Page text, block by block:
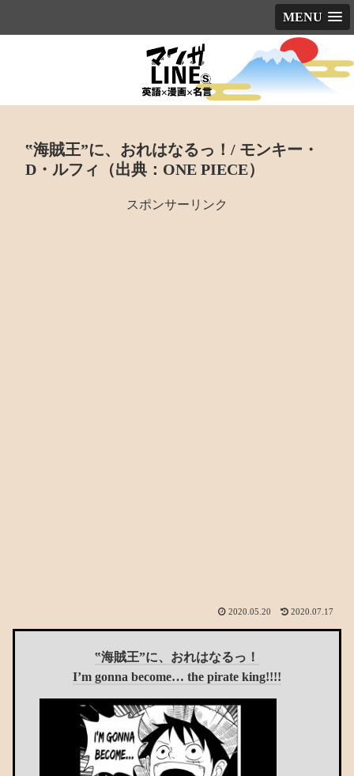
MENU
‟海賊王”に、おれはなるっ！/ モンキー・
D・ルフィ（出典：ONE PIECE）
スポンサーリンク
2020.05.20 2020.07.17
‟海賊王”に、おれはなるっ！
I’m gonna become… the pirate king!!!!